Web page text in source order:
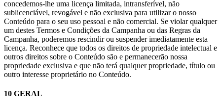
concedemos-lhe uma licença limitada, intransferível, não
sublicenciável, revogável e não exclusiva para utilizar o nosso
Conteúdo para o seu uso pessoal e não comercial. Se violar qualquer
um destes Termos e Condições da Campanha ou das Regras da
Campanha, poderemos rescindir ou suspender imediatamente esta
licença. Reconhece que todos os direitos de propriedade intelectual e
outros direitos sobre o Conteúdo são e permanecerão nossa
propriedade exclusiva e que não terá qualquer propriedade, título ou
outro interesse proprietário no Conteúdo.
10 GERAL